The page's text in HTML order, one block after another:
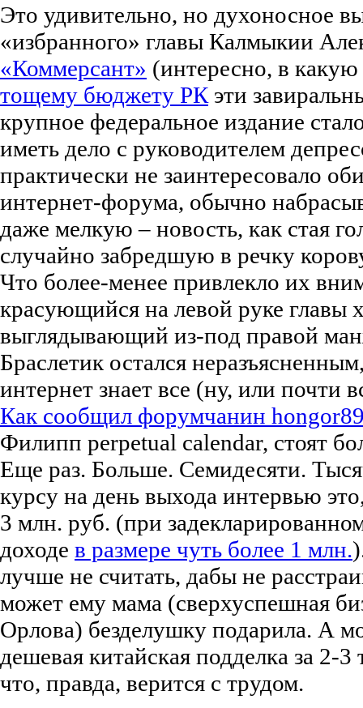
Это удивительно, но духоносное
«избранного» главы Калмыкии
«Коммерсант» (интересно, в
тощему бюджету РК эти
крупное федеральное издание
иметь дело с руководителем
практически не заинтересовало
интернет-форума, обычно
даже мелкую – новость, как стая
случайно забредшую в речку
Что более-менее привлекло их
красующийся на левой руке главы
выглядывающий из-под правой
Браслетик остался
интернет знает все (ну, или почти
Как сообщил форумчанин
Филипп perpetual calendar, стоят
Еще раз. Больше. Семидесяти.
курсу на день выхода интервью
3 млн. руб. (при
доходе в размере чуть более 1 млн.
лучше не считать, дабы не
может ему мама (сверхуспешная
Орлова) безделушку подарила. А
дешевая китайская подделка за 2-
что, правда, верится с трудом.